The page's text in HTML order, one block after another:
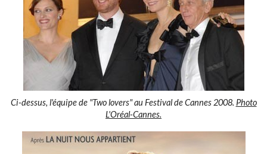
Ci-dessus, l'équipe de "Two lovers" au Festival de Cannes 2008. Photo
L'Oréal-Cannes.